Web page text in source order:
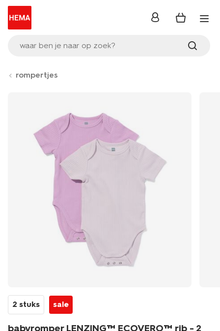
waar ben je naar op zoek?
inloggen
rompertjes
2 stuks sale
babyromper LENZING™ ECOVERO™ rib - 2